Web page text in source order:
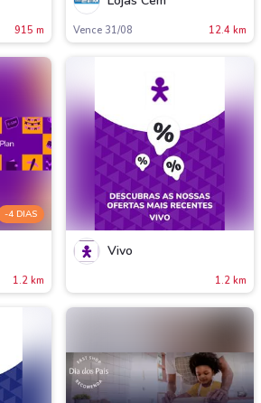
915 m Vence 31/08 12.4 km
-4 DIAS
1.2 km
Vivo
1.2 km